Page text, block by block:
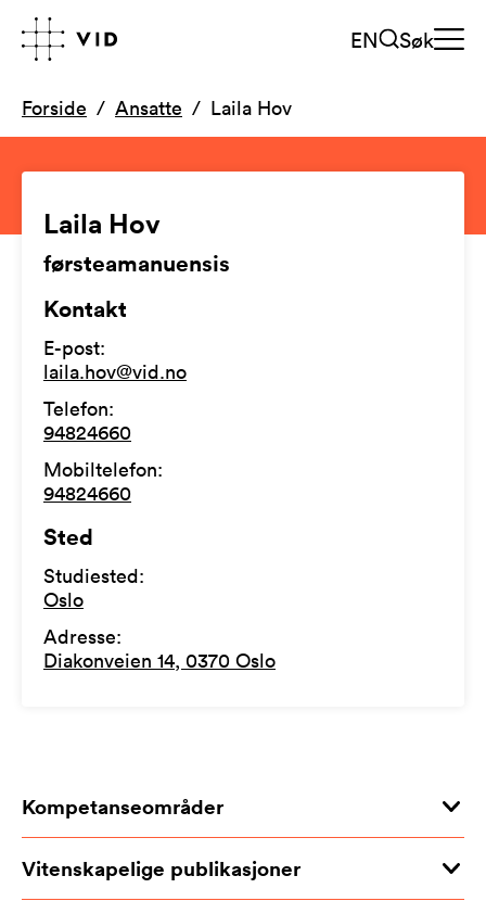
EN Søk
Forside Ansatte Laila Hov
Laila Hov
førsteamanuensis
Kontakt
E-post:
laila.hov@vid.no
Telefon:
94824660
Mobiltelefon:
94824660
Sted
Studiested:
Oslo
Adresse:
Diakonveien 14, 0370 Oslo
Kompetanseområder
Vitenskapelige publikasjoner